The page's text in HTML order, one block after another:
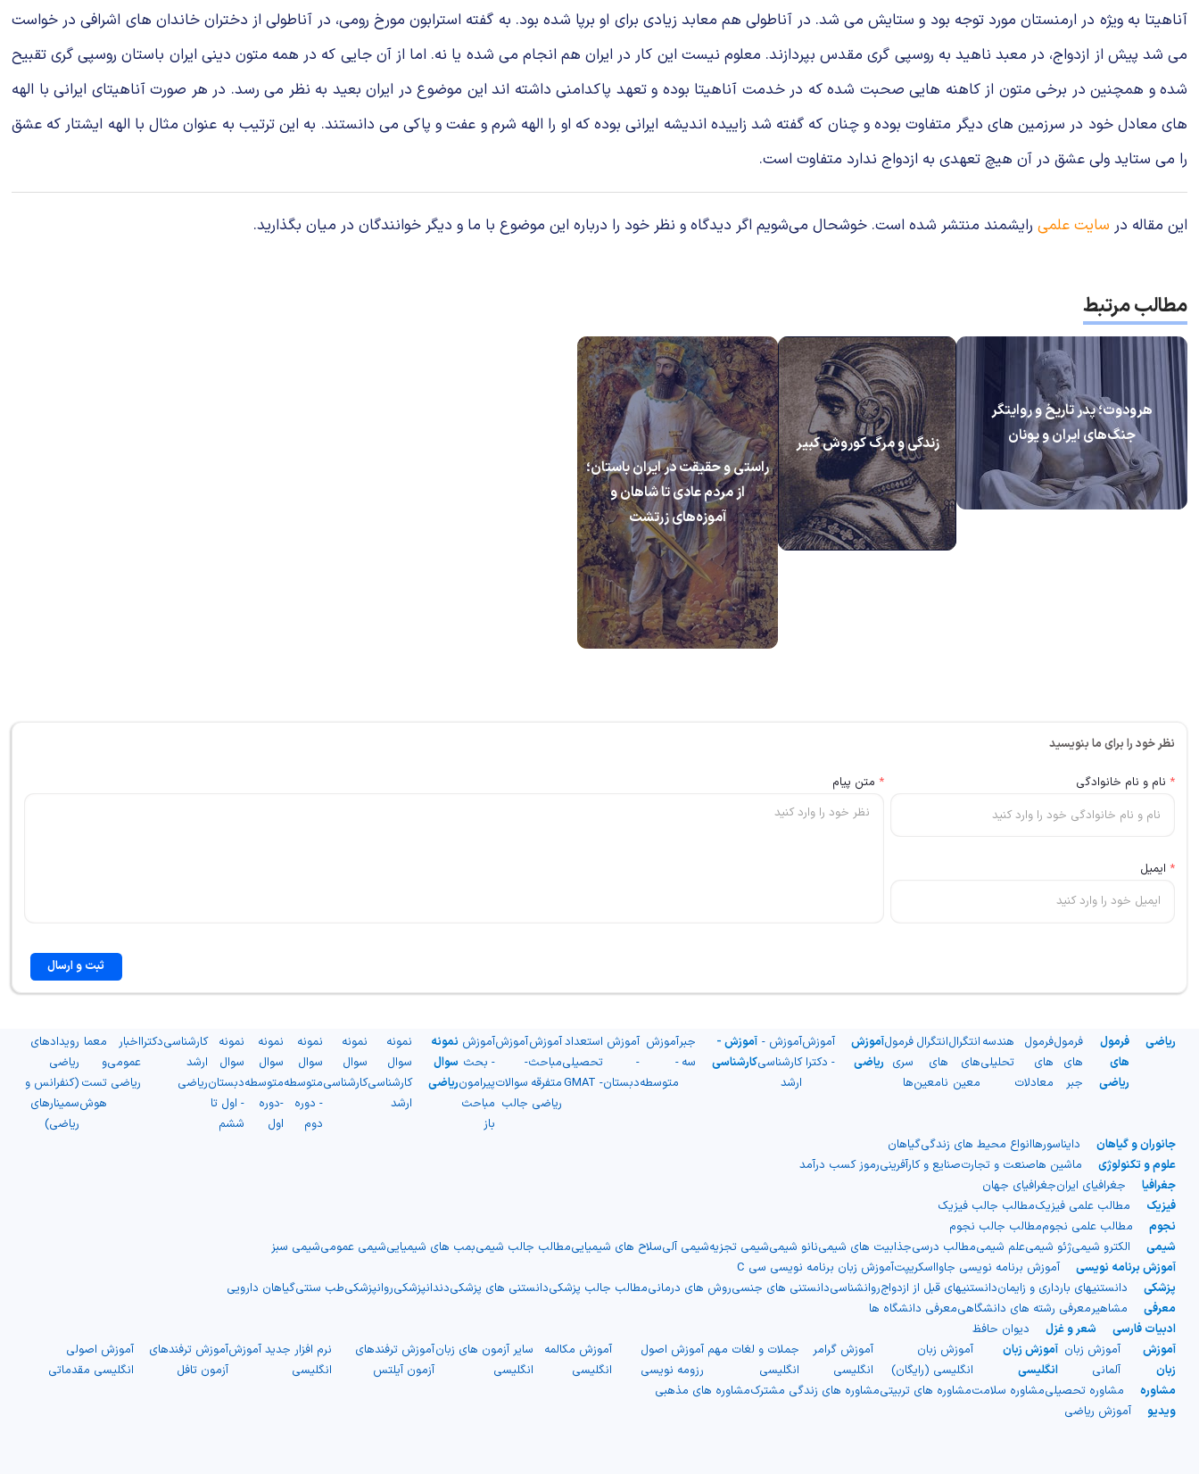
آناهیتا به ویژه در ارمنستان مورد توجه بود و ستایش می شد. در آناطولی هم معابد زیادی برای او برپا شده بود. به گفته استرابون مورخ رومی، در آناطولی از دختران خاندان های اشرافی در خواست
می شد پیش از ازدواج، در معبد ناهید به روسپی گری مقدس بپردازند. معلوم نیست این کار در ایران هم انجام می شده یا نه. اما از آن جایی که در همه متون دینی ایران باستان روسپی گری تقبیح
شده و همچنین در برخی متون از کاهنه هایی صحبت شده که در خدمت آناهیتا بوده و تعهد پاکدامنی داشته اند این موضوع در ایران بعید به نظر می رسد. در هر صورت آناهیتای ایرانی با الهه
های معادل خود در سرزمین های دیگر متفاوت بوده و چنان که گفته شد زاییده اندیشه ایرانی بوده که او را الهه شرم و عفت و پاکی می دانستند. به این ترتیب به عنوان مثال با الهه ایشتار که عشق
را می ستاید ولی عشق در آن هیچ تعهدی به ازدواج ندارد متفاوت است.
این مقاله در سایت علمی رایشمند منتشر شده است. خوشحال می‌شویم اگر دیدگاه و نظر خود را درباره این موضوع با ما و دیگر خوانندگان در میان بگذارید.
مطالب مرتبط
هرودوت؛ پدر تاریخ و روایتگر
جنگ‌های ایران و یونان
زندگی و مرگ کوروش کبیر
راستی و حقیقت در ایران باستان؛
از مردم عادی تا شاهان و
آموزه‌های زرتشت
نظر خود را برای ما بنویسید
* نام و نام خانوادگی
* ایمیل
* متن پیام
ثبت و ارسال
ریاضی
فرمول
های
ریاضی
فرمول
های
جبر
فرمول
های
معادلات
هندسه
تحلیلی
انتگرال
های
معین
انتگرال
های
نامعین
فرمول
سری
ها
آموزش
ریاضی
آموزش
- دکترا
آموزش -
کارشناسی
ارشد
آموزش -
کارشناسی
جبر
سه
آموزش
-
متوسطه
آموزش
-
دبستان
استعداد
تحصیلی
- GMAT
آموزش
مباحث
متفرقه
ریاضی
آموزش
-
سوالات
جالب
آموزش
- بحث
پیرامون
مباحث
باز
نمونه
سوال
ریاضی
نمونه
سوال
کارشناسی
ارشد
نمونه
سوال
کارشناسی
نمونه
سوال
متوسطه
- دوره
دوم
نمونه
سوال
متوسطه
-دوره
اول
نمونه
سوال
دبستان
- اول تا
ششم
کارشناسی
ارشد
ریاضی
دکترااخبار
عمومی
ریاضی
معما
و
تست
هوش
رویدادهای
ریاضی
(کنفرانس و
سمینارهای
ریاضی)
جانوران و گیاهان
دایناسورهاانواع محیط های زندگیگیاهان
علوم و تکنولوژی
ماشین هاصنعت و تجارتصنایع و کارآفرینیرموز کسب درآمد
جغرافیا
جغرافیای ایرانجغرافیای جهان
فیزیک
مطالب علمی فیزیکمطالب جالب فیزیک
نجوم
مطالب علمی نجوممطالب جالب نجوم
شیمی
الکترو شیمیژئو شیمیعلم شیمیمطالب درسیجذابیت های شیمینانو شیمیشیمی تجزیهشیمی آلیسلاح های شیمیاییمطالب جالب شیمیبمب های شیمیاییشیمی عمومیشیمی سبز
آموزش برنامه نویسی
آموزش برنامه نویسی جاوااسکریپتآموزش زبان برنامه نویسی سی C
پزشکی
دانستنیهای بارداری و زایماندانستنیهای قبل از ازدواجروانشناسیدانستنی های جنسیروش های درمانیمطالب جالب پزشکیدانستنی های پزشکیدندانپزشکیروانپزشکیطب سنتیگیاهان دارویی
معرفی
مشاهیرمعرفی رشته های دانشگاهیمعرفی دانشگاه ها
ادبیات فارسی
شعر و غزل
دیوان حافظ
آموزش
زبان
آموزش زبان
آلمانی
آموزش زبان
انگلیسی
آموزش زبان
انگلیسی (رایگان)
آموزش گرامر
انگلیسی
جملات و لغات مهم
انگلیسی
آموزش اصول
رزومه نویسی
آموزش مکالمه
انگلیسی
سایر آزمون های زبان
انگلیسی
آموزش ترفندهای
آزمون آیلتس
نرم افزار جدید آموزش
انگلیسی
آموزش ترفندهای
آزمون تافل
آموزش اصولی
انگلیسی مقدماتی
مشاوره
مشاوره تحصیلیمشاوره سلامتمشاوره های تربیتیمشاوره های زندگی مشترکمشاوره های مذهبی
ویدیو
آموزش ریاضی